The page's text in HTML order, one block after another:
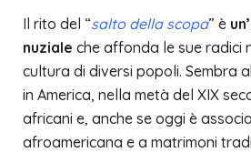
Il rito del “salto della scopa” è
nuziale che affonda le sue radici
cultura di diversi popoli. Sembra
in America, nella metà del XIX
africani e, anche se oggi è
afroamericana e a matrimoni